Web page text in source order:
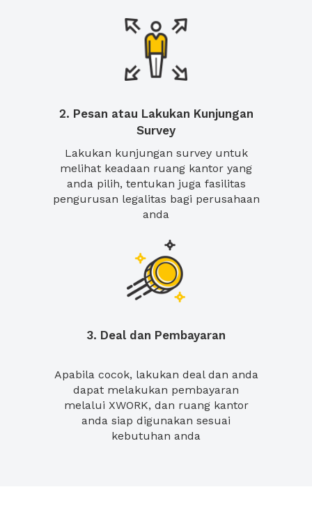
2. Pesan atau Lakukan Kunjungan
Survey
Lakukan kunjungan survey untuk
melihat keadaan ruang kantor yang
anda pilih, tentukan juga fasilitas
pengurusan legalitas bagi perusahaan
anda
3. Deal dan Pembayaran
Apabila cocok, lakukan deal dan anda
dapat melakukan pembayaran
melalui XWORK, dan ruang kantor
anda siap digunakan sesuai
kebutuhan anda